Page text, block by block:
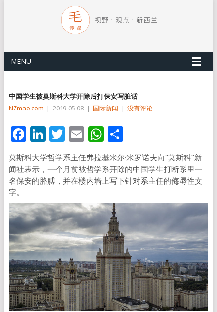
MENU
中国学生被莫斯科大学开除后打保安写脏话
NZmao com | 2019-05-08 | 国际新闻 | 没有评论
Facebook
LinkedIn
Twitter
EmailWhatsApp
分
享
莫斯科大学哲学系主任弗拉基米尔·米罗诺夫向“莫斯科”新
闻社表示，一个月前被哲学系开除的中国学生打断系里一
名保安的胳膊，并在楼内墙上写下针对系主任的侮辱性文
字。